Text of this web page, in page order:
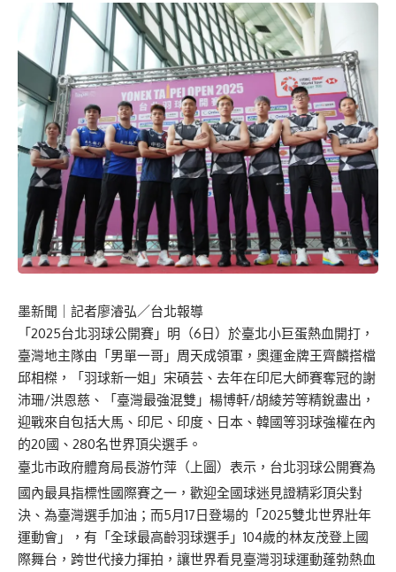
墨新聞 ｜記者廖濬弘／台北報導
「2025台北羽球公開賽」明（6日）於臺北小巨蛋熱血開打，
臺灣地主隊由「男單一哥」周天成領軍，奧運金牌王齊麟搭檔
邱相榤，「羽球新一姐」宋碩芸、去年在印尼大師賽奪冠的謝
沛珊/洪恩慈、「臺灣最強混雙」楊博軒/胡綾芳等精銳盡出，
迎戰來自包括大馬、印尼、印度、日本、韓國等羽球強權在內
的20國、280名世界頂尖選手。
臺北市政府體育局長游竹萍（上圖）表示，台北羽球公開賽為
國內最具指標性國際賽之一，歡迎全國球迷見證精彩頂尖對
決、為臺灣選手加油；而5月17日登場的「2025雙北世界壯年
運動會」，有「全球最高齡羽球選手」104歲的林友茂登上國
際舞台，跨世代接力揮拍，讓世界看見臺灣羽球運動蓬勃熱血